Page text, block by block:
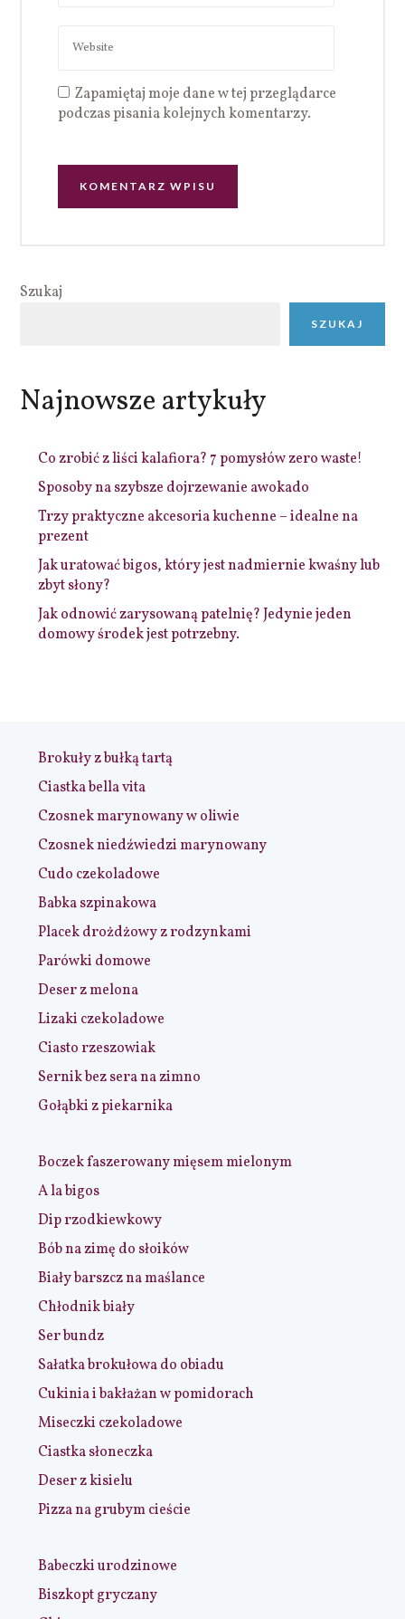
Zapamiętaj moje dane w tej przeglądarce
podczas pisania kolejnych komentarzy.
Szukaj
SZUKAJ
Najnowsze artykuły
Co zrobić z liści kalafiora? 7 pomysłów zero waste!
Sposoby na szybsze dojrzewanie awokado
Trzy praktyczne akcesoria kuchenne – idealne na
prezent
Jak uratować bigos, który jest nadmiernie kwaśny lub
zbyt słony?
Jak odnowić zarysowaną patelnię? Jedynie jeden
domowy środek jest potrzebny.
Brokuły z bułką tartą
Ciastka bella vita
Czosnek marynowany w oliwie
Czosnek niedźwiedzi marynowany
Cudo czekoladowe
Babka szpinakowa
Placek drożdżowy z rodzynkami
Parówki domowe
Deser z melona
Lizaki czekoladowe
Ciasto rzeszowiak
Sernik bez sera na zimno
Gołąbki z piekarnika
Boczek faszerowany mięsem mielonym
A la bigos
Dip rzodkiewkowy
Bób na zimę do słoików
Biały barszcz na maślance
Chłodnik biały
Ser bundz
Sałatka brokułowa do obiadu
Cukinia i bakłażan w pomidorach
Miseczki czekoladowe
Ciastka słoneczka
Deser z kisielu
Pizza na grubym cieście
Babeczki urodzinowe
Biszkopt gryczany